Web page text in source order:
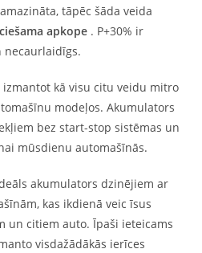
tāpēc šāda veida
apkope . P+30% ir
necaurlaidīgs.
izmantot kā visu citu veidu mitro
modeļos. Akumulators
bez start-stop sistēmas un
mūsdienu automašīnās.
akumulators dzinējiem ar
kas ikdienā veic īsus
un citiem auto. Īpaši ieteicams
visdažādākās ierīces